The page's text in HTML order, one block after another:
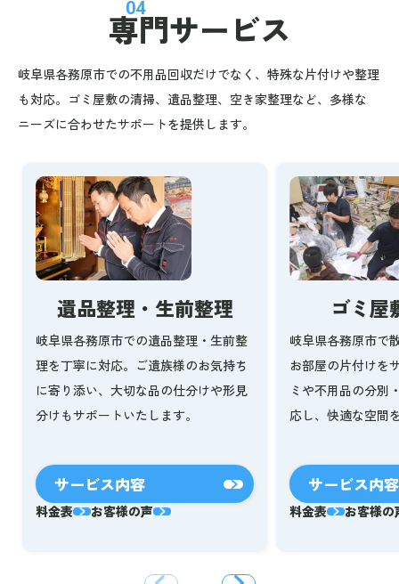
04
専門サービス
岐阜県各務原市での不用品回収だけでなく、特殊な片付けや整理
も対応。ゴミ屋敷の清掃、遺品整理、空き家整理など、多様な
ニーズに合わせたサポートを提供します。
遺品整理・生前整理
岐阜県各務原市での遺品整理・生前整
理を丁寧に対応。ご遺族様のお気持ち
に寄り添い、大切な品の仕分けや形見
分けもサポートいたします。
サービス内容
料金表 お客様の声
ゴミ屋
岐阜県各務原市で
お部屋の片付けを
ミや不用品の分別
応し、快適な空間
サービス内容
料金表 お客様の